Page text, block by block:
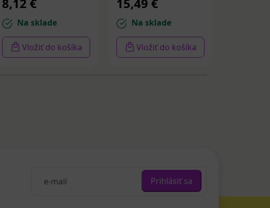
8,12 €
Na sklade
Vložiť do košíka
15,49 €
Na sklade
Vložiť do košíka
Prihlásiť sa